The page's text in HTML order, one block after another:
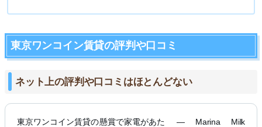
東京ワンコイン賃貸の評判や口コミ
ネット上の評判や口コミはほとんどない
東京ワンコイン賃貸の懸賞で家電があた
— Marina Milk